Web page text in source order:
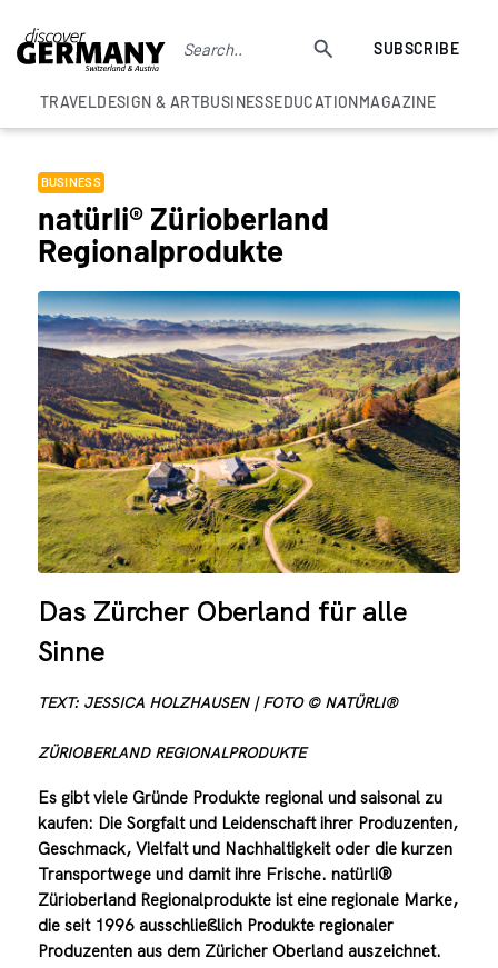
SUBSCRIBE
TRAVELDESIGN & ARTBUSINESSEDUCATIONMAGAZINE
BUSINESS
natürli® Zürioberland
Regionalprodukte
Das Zürcher Oberland für alle
Sinne
TEXT: JESSICA HOLZHAUSEN | FOTO © NATÜRLI®
ZÜRIOBERLAND REGIONALPRODUKTE
Es gibt viele Gründe Produkte regional und saisonal zu
kaufen: Die Sorgfalt und Leidenschaft ihrer Produzenten,
Geschmack, Vielfalt und Nachhaltigkeit oder die kurzen
Transportwege und damit ihre Frische. natürli®
Zürioberland Regionalprodukte ist eine regionale Marke,
die seit 1996 ausschließlich Produkte regionaler
Produzenten aus dem Züricher Oberland auszeichnet.